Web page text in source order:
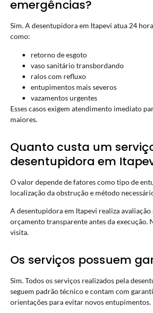
emergências?
Sim. A desentupidora em Itapevi atua 24
como:
retorno de esgoto
vaso sanitário transbordando
ralos com refluxo
entupimentos mais severos
vazamentos urgentes
Esses casos exigem atendimento imediato
maiores.
Quanto custa um
desentupidora em
O valor depende de fatores como tipo de
localização da obstrução e método
A desentupidora em Itapevi realiza
orçamento transparente antes da execução.
visita.
Os serviços possuem
Sim. Todos os serviços realizados pela
seguem padrão técnico e contam com
orientações para evitar novos entupimentos.